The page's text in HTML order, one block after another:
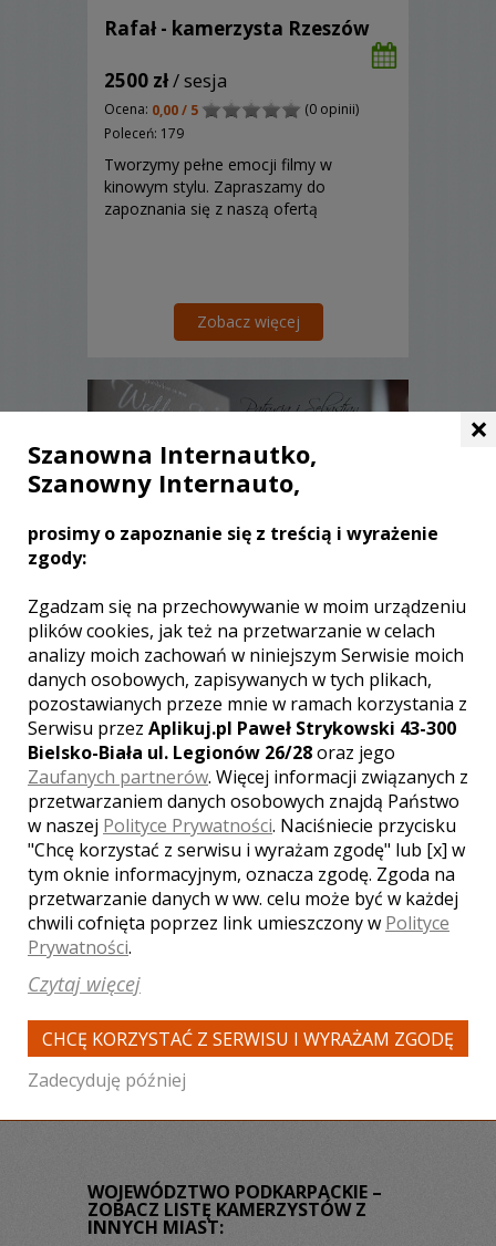
Rafał - kamerzysta Rzeszów
2500 zł/ sesja
Ocena: 0,00 / 5
(0 opinii)
Poleceń: 179
Tworzymy pełne emocji filmy w
kinowym stylu. Zapraszamy do
zapoznania się z naszą ofertą
Zobacz więcej
Arek - kamerzysta Kraków
3200 zł/ sesja
Ocena:0,00 / 5
(0 opinii)
Poleceń: 174
Zapraszam do obejrzenia
przykładowych teledysków.
Zobacz więcej
Liczba pozycji: 3
WOJEWÓDZTWO PODKARPACKIE –
ZOBACZ LISTĘ KAMERZYSTÓW Z
INNYCH MIAST:
×
Szanowna Internautko,
Szanowny Internauto,
prosimy o zapoznanie się z treścią i wyrażenie
zgody:
Zgadzam się na przechowywanie w moim urządzeniu
plików cookies, jak też na przetwarzanie w celach
analizy moich zachowań w niniejszym Serwisie moich
danych osobowych, zapisywanych w tych plikach,
pozostawianych przeze mnie w ramach korzystania z
Serwisu przez Aplikuj.pl Paweł Strykowski 43-300
Bielsko-Biała ul. Legionów 26/28oraz jego
Zaufanych partnerów. Więcej informacji związanych z
przetwarzaniem danych osobowych znajdą Państwo
w naszej Polityce Prywatności. Naciśniecie przycisku
"Chcę korzystać z serwisu i wyrażam zgodę" lub [x] w
tym oknie informacyjnym, oznacza zgodę. Zgoda na
przetwarzanie danych w ww. celu może być w każdej
chwili cofnięta poprzez link umieszczony w Polityce
Prywatności.
Czytaj więcej
CHCĘ KORZYSTAĆ Z SERWISU I WYRAŻAM ZGODĘ
Zadecyduję później